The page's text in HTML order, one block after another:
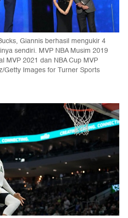
Giannis berhasil mengukir 4
sendiri. MVP NBA Musim 2019
MVP 2021 dan NBA Cup MVP
Getty Images for Turner Sports